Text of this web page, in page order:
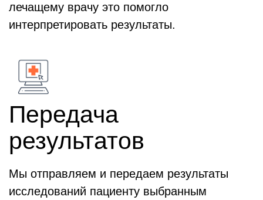
лечащему врачу это помогло
интерпретировать результаты.
Передача
результатов
Мы отправляем и передаем результаты
исследований пациенту выбранным